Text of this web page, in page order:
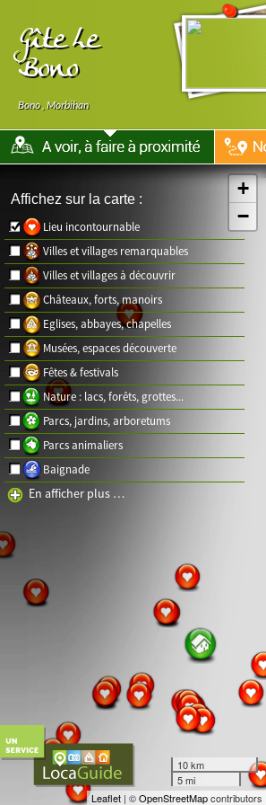
Gîte Le
Bono
Bono, Morbihan
Affichez sur la carte :
Lieu incontournable
Villes et villages remarquables
Villes et villages à découvrir
Châteaux, forts, manoirs
Eglises, abbayes, chapelles
Musées, espaces découverte
Fêtes & festivals
Nature : lacs, forêts, grottes...
Parcs, jardins, arboretums
Parcs animaliers
Baignade
En afficher plus …
+
−
10 km
5 mi
Leaflet | ©OpenStreetMapcontributors